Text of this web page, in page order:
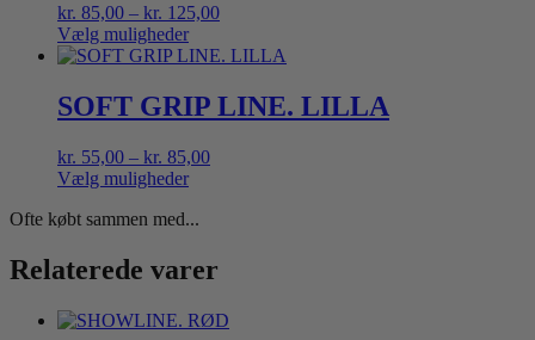
kr. 85,00 – kr. 125,00Prisinterval:
til
Vælg muligheder
Dette
har
flere
Mulighederne
kan
på
SOFT GRIP LINE. LILLA
kr. 55,00 – kr. 85,00Prisinterval:
Vælg muligheder
vare
flere
varianter.
Mulighederne
kan
Ofte købt sammen med...
Relaterede varer